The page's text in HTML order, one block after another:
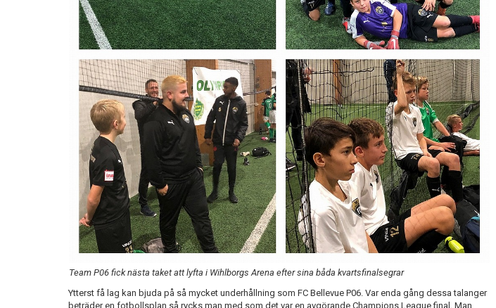
Team P06 fick nästa taket att lyfta i Wihlborgs Arena efter sina båda kvartsfinalsegrar
Ytterst få lag kan bjuda på så mycket underhållning som FC Bellevue P06. Var enda gång dessa talanger
beträder en fotbollsplan så rycks man med som det var en avgörande Champions League final. Man